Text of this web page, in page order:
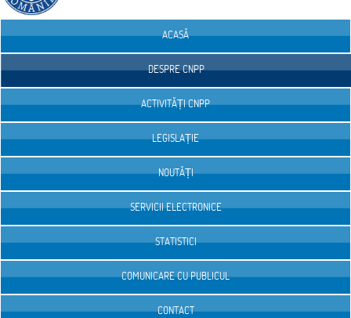
ACASĂ
DESPRE CNPP
ACTIVITĂȚI CNPP
LEGISLAȚIE
NOUTĂȚI
SERVICII ELECTRONICE
STATISTICI
COMUNICARE CU PUBLICUL
CONTACT